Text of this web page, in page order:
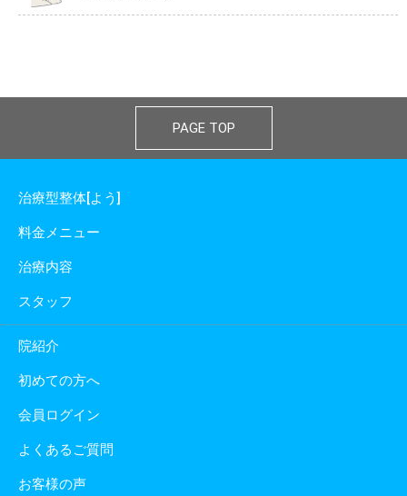
PAGE TOP
治療型整体[よう]
料金メニュー
治療内容
スタッフ
院紹介
初めての方へ
会員ログイン
よくあるご質問
お客様の声